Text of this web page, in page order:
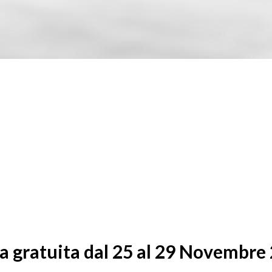
gratuita dal 25 al 29